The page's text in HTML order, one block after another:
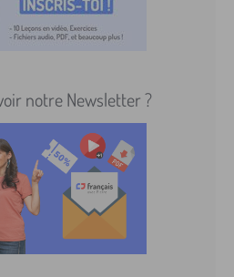
notre Newsletter ?